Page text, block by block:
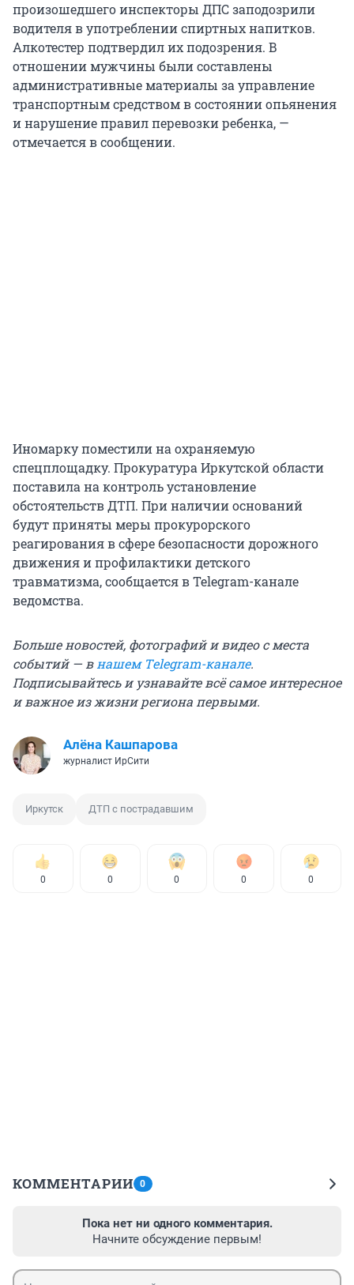
произошедшего инспекторы ДПС заподозрили
водителя в употреблении спиртных напитков.
Алкотестер подтвердил их подозрения. В
отношении мужчины были составлены
административные материалы за управление
транспортным средством в состоянии опьянения
и нарушение правил перевозки ребенка, —
отмечается в сообщении.
Иномарку поместили на охраняемую
спецплощадку. Прокуратура Иркутской области
поставила на контроль установление
обстоятельств ДТП. При наличии оснований
будут приняты меры прокурорского
реагирования в сфере безопасности дорожного
движения и профилактики детского
травматизма, сообщается в Telegram-канале
ведомства.
Больше новостей, фотографий и видео с места
событий — в нашем Тelegram-канале.
Подписывайтесь и узнавайте всё самое интересное
и важное из жизни региона первыми.
Алёна Кашпарова
журналист ИрСити
Иркутск ДТП с пострадавшим
0 0 0 0 0
КОММЕНТАРИИ 0
Пока нет ни одного комментария.
Начните обсуждение первым!